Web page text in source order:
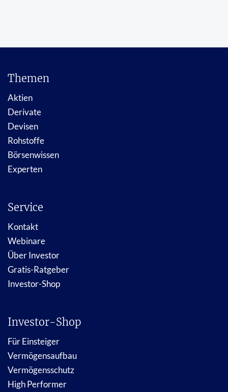
Themen
Aktien
Derivate
Devisen
Rohstoffe
Börsenwissen
Experten
Service
Kontakt
Webinare
Über Investor
Gratis-Ratgeber
Investor-Shop
Investor-Shop
Für Einsteiger
Vermögensaufbau
Vermögensschutz
High Performer